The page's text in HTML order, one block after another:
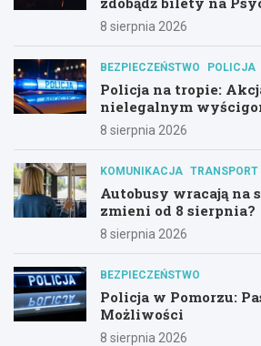
Alternatywny Las!
8 sierpnia 2026
BEZPIECZEŃSTWO POLICJA
Policja na tropie:
nielegalnym
Hali Olivia
8 sierpnia 2026
KOMUNIKACJA TRANSPORT
Autobusy wracają na
zmieni od 8 sierpnia?
8 sierpnia 2026
BEZPIECZEŃSTWO
Policja w Pomorzu:
Możliwości
8 sierpnia 2026